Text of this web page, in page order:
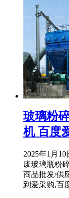
玻璃粉
机 百度
2025年1月
废玻璃瓶粉
商品批发/供
到爱采购,百